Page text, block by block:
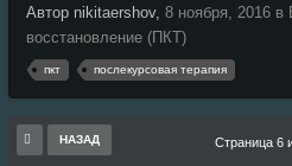
Автор nikitaershov, 8 ноября, 2016 в
восстановление (ПКТ)
пкт послекурсовая терапия
НАЗАД Страница 6